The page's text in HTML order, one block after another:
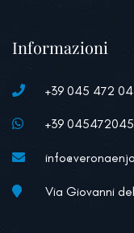
Informazioni
+39 045 472
+39
Via Giovanni